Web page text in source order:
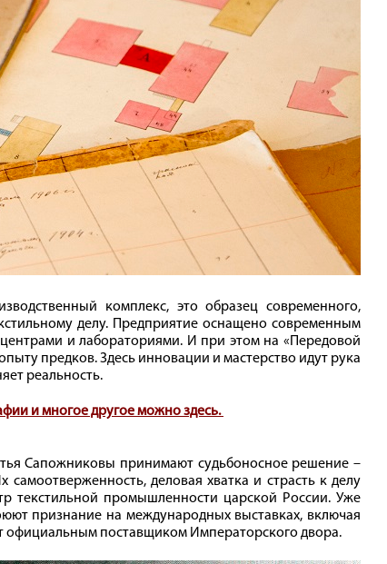
комплекс, это образец современного,
делу. Предприятие оснащено современным
и лабораториями. И при этом на «Передовой
предков. Здесь инновации и мастерство идут рука
реальность.
и многое другое можно здесь.
Сапожниковы принимают судьбоносное решение –
деловая хватка и страсть к делу
текстильной промышленности царской России. Уже
признание на международных выставках, включая
официальным поставщиком Императорского двора.